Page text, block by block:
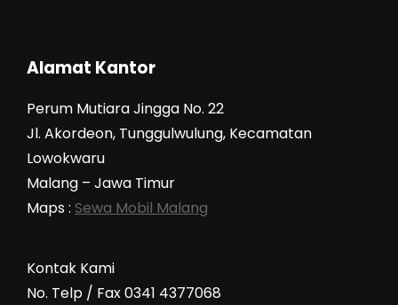
Alamat Kantor
Perum Mutiara Jingga No. 22
Jl. Akordeon, Tunggulwulung, Kecamatan
Lowokwaru
Malang – Jawa Timur
Maps : Sewa Mobil Malang
Kontak Kami
No. Telp / Fax 0341 4377068